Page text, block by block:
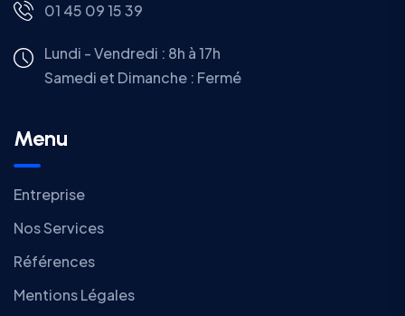
01 45 09 15 39
Lundi - Vendredi : 8h à 17h
Samedi et Dimanche : Fermé
Menu
Entreprise
Nos Services
Références
Mentions Légales